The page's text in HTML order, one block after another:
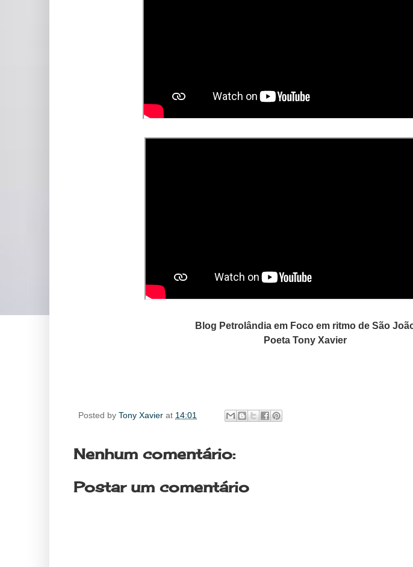
Blog Petrolândia em Foco em ritmo de São
Poeta Tony Xavier
Posted by Tony Xavier at 14:01
Nenhum comentário:
Postar um comentário